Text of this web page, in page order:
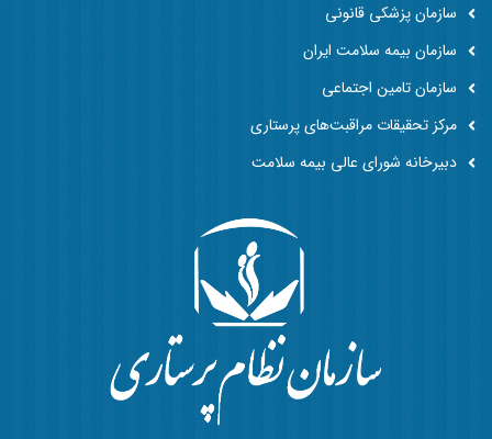
سازمان پزشکی قانونی
سازمان بیمه سلامت ایران
سازمان تامین اجتماعی
مرکز تحقیقات مراقبت‌های پرستاری
دبیرخانه شورای عالی بیمه سلامت